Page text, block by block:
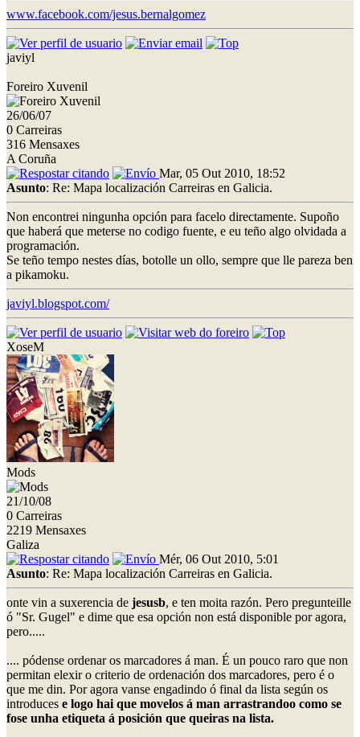
www.facebook.com/jesus.bernalgomez
javiyl
Foreiro Xuvenil
26/06/07
0 Carreiras
316 Mensaxes
A Coruña
Mar, 05 Out 2010, 18:52
Asunto: Re: Mapa localización Carreiras en Galicia.
Non encontrei ningunha opción para facelo directamente. Supoño
que haberá que meterse no codigo fuente, e eu teño algo olvidada a
programación.
Se teño tempo nestes días, botolle un ollo, sempre que lle pareza ben
a pikamoku.
javiyl.blogspot.com/
XoseM
Mods
21/10/08
0 Carreiras
2219 Mensaxes
Galiza
Mér, 06 Out 2010, 5:01
Asunto: Re: Mapa localización Carreiras en Galicia.
onte vin a suxerencia de jesusb, e ten moita razón. Pero pregunteille
ó "Sr. Gugel" e dime que esa opción non está disponible por agora,
pero.....
.... pódense ordenar os marcadores á man. É un pouco raro que non
permitan elexir o criterio de ordenación dos marcadores, pero é o
que me din. Por agora vanse engadindo ó final da lista según os
introduces e logo hai que movelos á man arrastrandoo como se
fose unha etiqueta á posición que queiras na lista.